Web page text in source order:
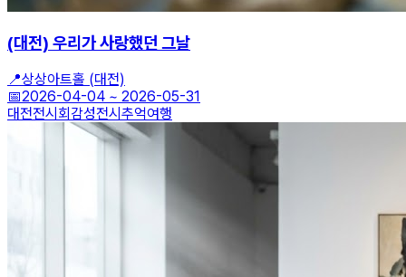
(대전) 우리가 사랑했던 그날
📍상상아트홀 (대전)
📅2026-04-04 ~ 2026-05-31
대전전시회감성전시 추억여행